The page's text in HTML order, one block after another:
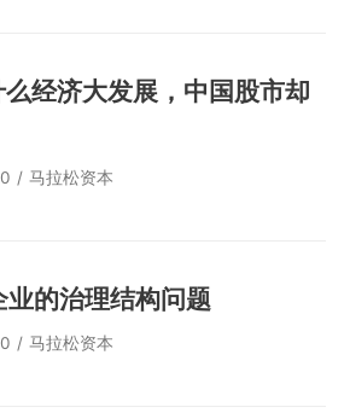
经济大发展，中国股市却
马拉松资本
的治理结构问题
马拉松资本